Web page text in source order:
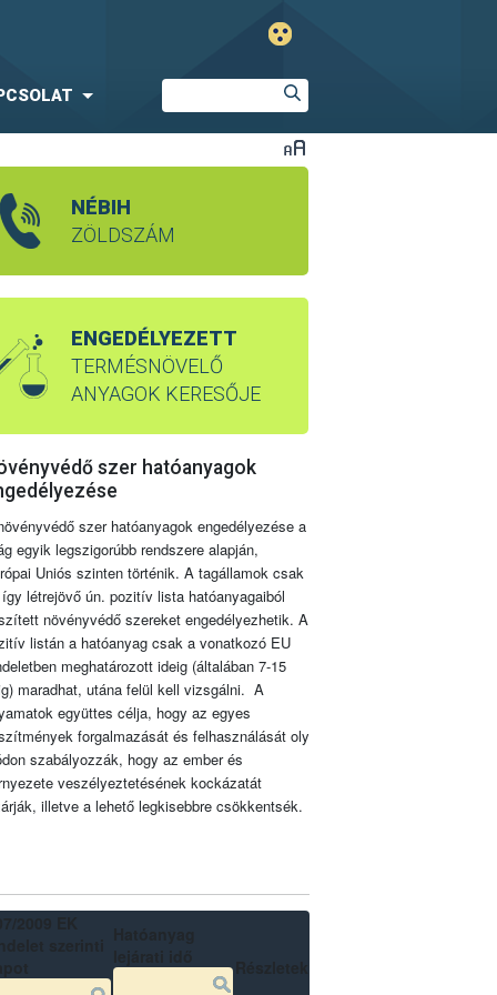
NÉBIH
ZÖLDSZÁM
ENGEDÉLYEZETT
TERMÉSNÖVELŐ
ANYAGOK KERESŐJE
szer hatóanyagok
szer hatóanyagok engedélyezése a
egyik legszigorúbb rendszere alapján,
Uniós szinten történik. A tagállamok csak
létrejövő ún. pozitív lista hatóanyagaiból
növényvédő szereket engedélyezhetik. A
listán a hatóanyag csak a vonatkozó EU
meghatározott ideig (általában 7-15
maradhat, utána felül kell vizsgálni. A
együttes célja, hogy az egyes
forgalmazását és felhasználását oly
szabályozzák, hogy az ember és
veszélyeztetésének kockázatát
illetve a lehető legkisebbre csökkentsék.